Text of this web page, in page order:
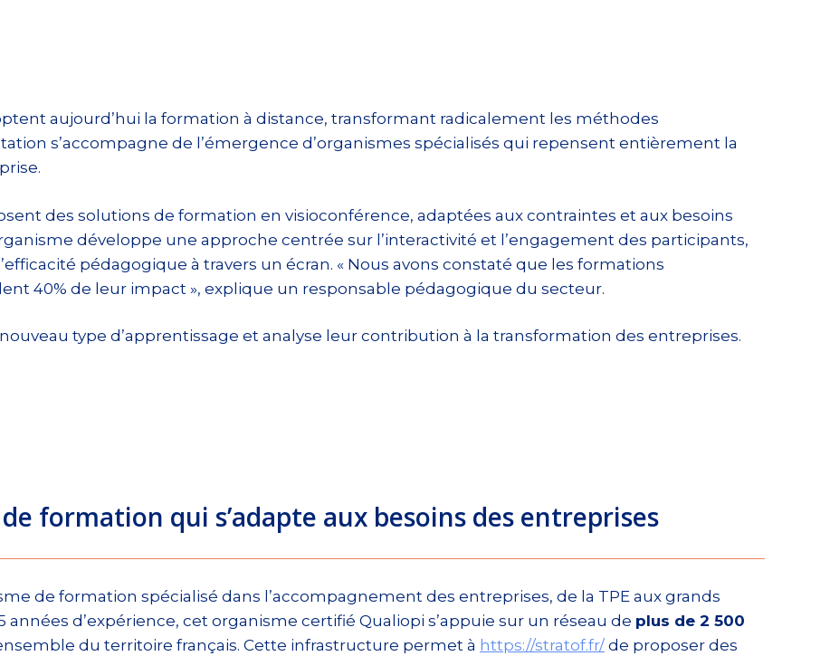
aujourd’hui la formation à distance, transformant radicalement les méthodes
s’accompagne de l’émergence d’organismes spécialisés qui repensent entièrement la
des solutions de formation en visioconférence, adaptées aux contraintes et aux besoins
développe une approche centrée sur l’interactivité et l’engagement des participants,
pédagogique à travers un écran. « Nous avons constaté que les formations
40% de leur impact », explique un responsable pédagogique du secteur.
type d’apprentissage et analyse leur contribution à la transformation des entreprises.
formation qui s’adapte aux besoins des entreprises
de formation spécialisé dans l’accompagnement des entreprises, de la TPE aux grands
années d’expérience, cet organisme certifié Qualiopi s’appuie sur un réseau de plus de 2 500
du territoire français. Cette infrastructure permet à https://stratof.fr/ de proposer des